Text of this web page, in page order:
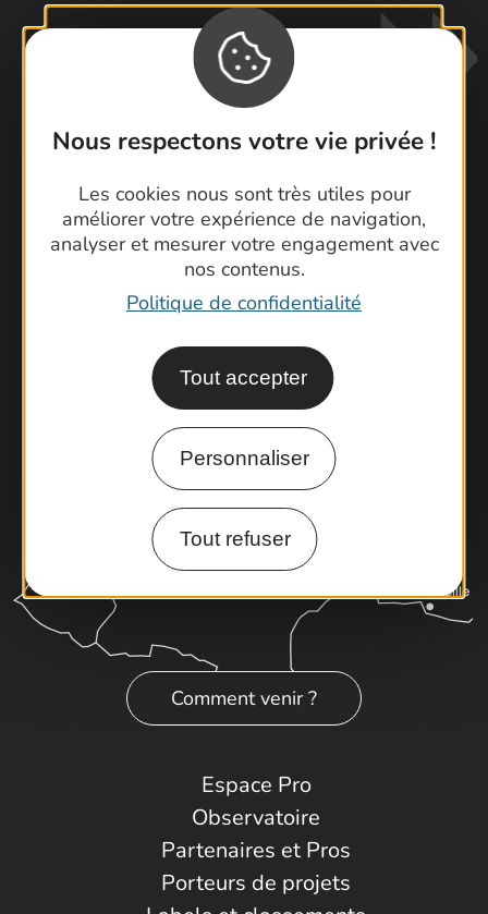
Nous respectons votre vie privée !
Les cookies nous sont très utiles pour
améliorer votre expérience de navigation,
analyser et mesurer votre engagement avec
nos contenus.
Politique de confidentialité
Tout accepter
Personnaliser
Tout refuser
Contactez-nous !
Foire aux questions
Brochures
Cartoguides et Topoguides
Latitude Gard
Comment venir ?
Espace Pro
Observatoire
Partenaires et Pros
Porteurs de projets